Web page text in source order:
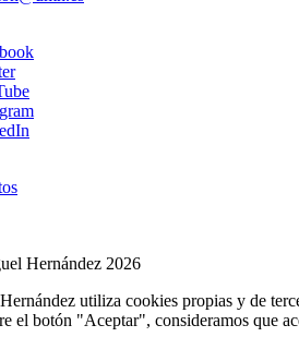
Hernández 2026
utiliza cookies propias y de
el botón "Aceptar", consideramos que